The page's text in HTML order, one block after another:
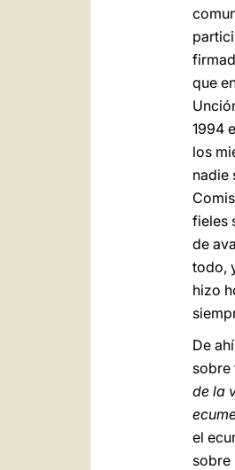
que
1994
los
nadie
fieles
de
todo,
hizo
De
sobre
de la
el
sobre